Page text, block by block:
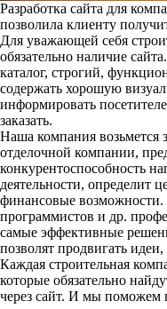
Разработка сайта для
позволила клиенту
Для уважающей себя
обязательно наличие
каталог, строгий,
содержать хорошую
информировать
заказать.
Наша компания возьмется
отделочной компании,
конкурентоспособность
деятельности, определит
финансовые возможности.
программистов и др.
самые эффективные
позволят продвигать
Каждая строительная
которые обязательно
через сайт. И мы поможем